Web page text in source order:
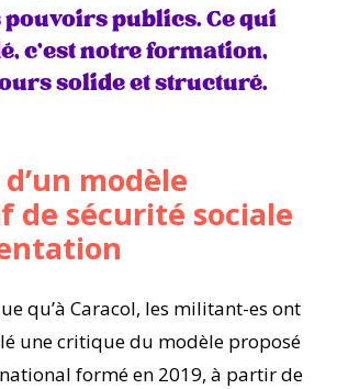
pouvoirs publics. Ce qui
c’est notre formation,
solide et structuré.
modèle
de sécurité sociale
qu’à Caracol, les militant-es ont
une critique du modèle proposé
formé en 2019, à partir de